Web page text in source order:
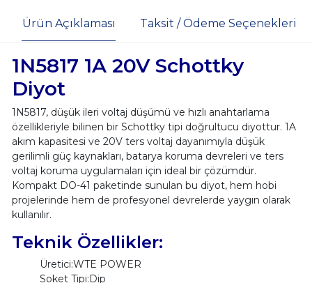
Ürün Açıklaması Taksit / Ödeme Seçenekleri
1N5817 1A 20V Schottky
Diyot
1N5817, düşük ileri voltaj düşümü ve hızlı anahtarlama
özellikleriyle bilinen bir Schottky tipi doğrultucu diyottur. 1A
akım kapasitesi ve 20V ters voltaj dayanımıyla düşük
gerilimli güç kaynakları, batarya koruma devreleri ve ters
voltaj koruma uygulamaları için ideal bir çözümdür.
Kompakt DO-41 paketinde sunulan bu diyot, hem hobi
projelerinde hem de profesyonel devrelerde yaygın olarak
kullanılır.
Teknik Özellikler:
Üretici:WTE POWER
Soket Tipi:Dip